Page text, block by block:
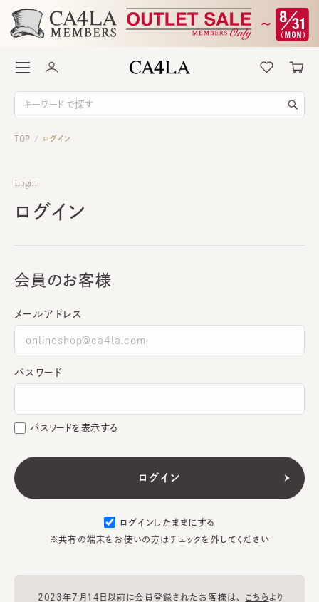
TOP / ログイン
Login
ログイン
会員のお客様
メールアドレス
パスワード
パスワードを表示する
ログインしたままにする
※共有の端末をお使いの方はチェックを外してください
2023年7月14日以前に会員登録されたお客様は、 こちらより